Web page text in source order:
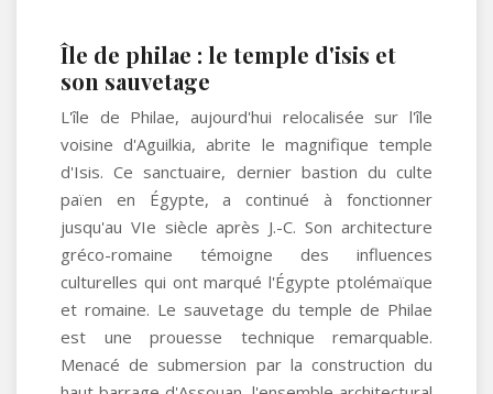
Île de philae : le temple d'isis et
son sauvetage
L'île de Philae, aujourd'hui relocalisée sur l'île
voisine d'Aguilkia, abrite le magnifique temple
d'Isis. Ce sanctuaire, dernier bastion du culte
païen en Égypte, a continué à fonctionner
jusqu'au VIe siècle après J.-C. Son architecture
gréco-romaine témoigne des influences
culturelles qui ont marqué l'Égypte ptolémaïque
et romaine. Le sauvetage du temple de Philae
est une prouesse technique remarquable.
Menacé de submersion par la construction du